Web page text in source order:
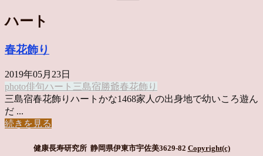
ハート
春花飾り
2019年05月23日
photo俳句ハート 三島宿 勝爺春花飾り
三島宿春花飾りハートかな1468家人の出身地で幼いころ遊ん
だ ...
続きを見る
健康長寿研究所 静岡県伊東市宇佐美3629-82 Copyright(c)